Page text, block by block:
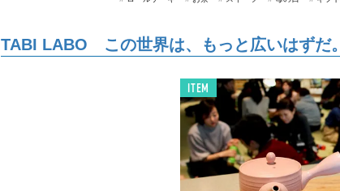
TABI LABO この世界は、もっと広いはずだ。
ITEM